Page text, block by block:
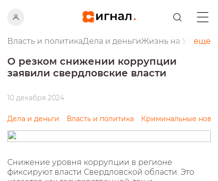
Власть и политикаДела и деньгиЖизнь на Урале
еще
О резком снижении коррупции
заявили свердловские власти
10 декабря 2024
Дела и деньги Власть и политика Криминальные
Снижение уровня коррупции в регионе
фиксируют власти Свердловской области. Это